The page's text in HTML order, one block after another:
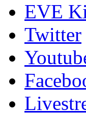
EVE
Twitter